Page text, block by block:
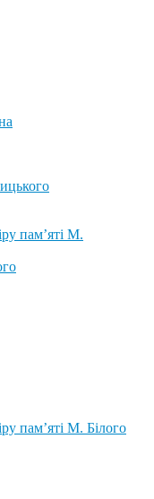
пам’яті М.
пам’яті М. Білого